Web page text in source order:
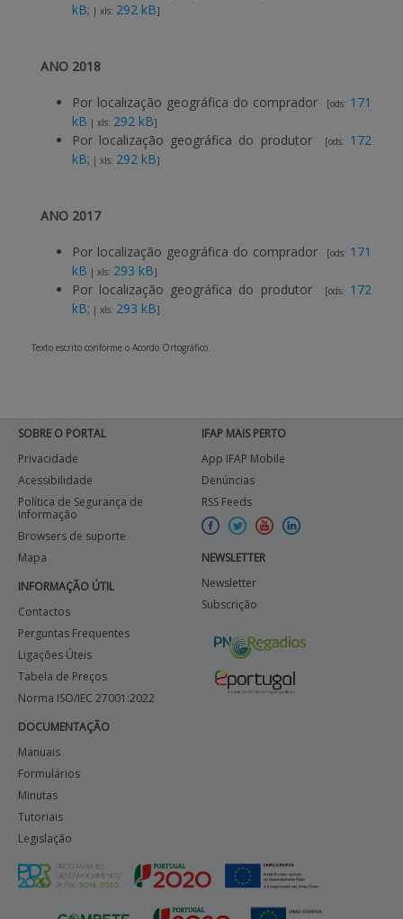
kB; | xls: 292 kB]
ANO 2018
Por localização geográfica do comprador [ods: 171
kB | xls: 292 kB]
Por localização geográfica do produtor [ods: 172
kB; | xls: 292 kB]
ANO 2017
Por localização geográfica do comprador [ods: 171
kB | xls: 293 kB]
Por localização geográfica do produtor [ods: 172
kB; | xls: 293 kB]
Texto escrito conforme o Acordo Ortográfico.
SOBRE O PORTAL
Privacidade
Acessibilidade
Política de Segurança de
Informação
Browsers de suporte
Mapa
INFORMAÇÃO ÚTIL
Contactos
Perguntas Frequentes
Ligações Úteis
Tabela de Preços
Norma ISO/IEC 27001:2022
DOCUMENTAÇÃO
Manuais
Formulários
Minutas
Tutoriais
Legislação
IFAP MAIS PERTO
App IFAP Mobile
Denúncias
RSS Feeds
NEWSLETTER
Newsletter
Subscrição